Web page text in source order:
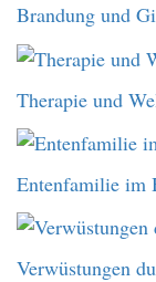
Brandung und
Therapie und
Entenfamilie im
Verwüstungen